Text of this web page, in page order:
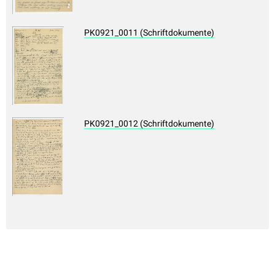
PK0921_0011 (Schriftdokumente)
PK0921_0012 (Schriftdokumente)